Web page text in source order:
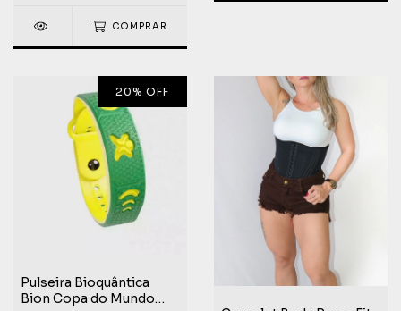
COMPRAR
20% OFF
Pulseira Bioquântica
Bion Copa do Mundo